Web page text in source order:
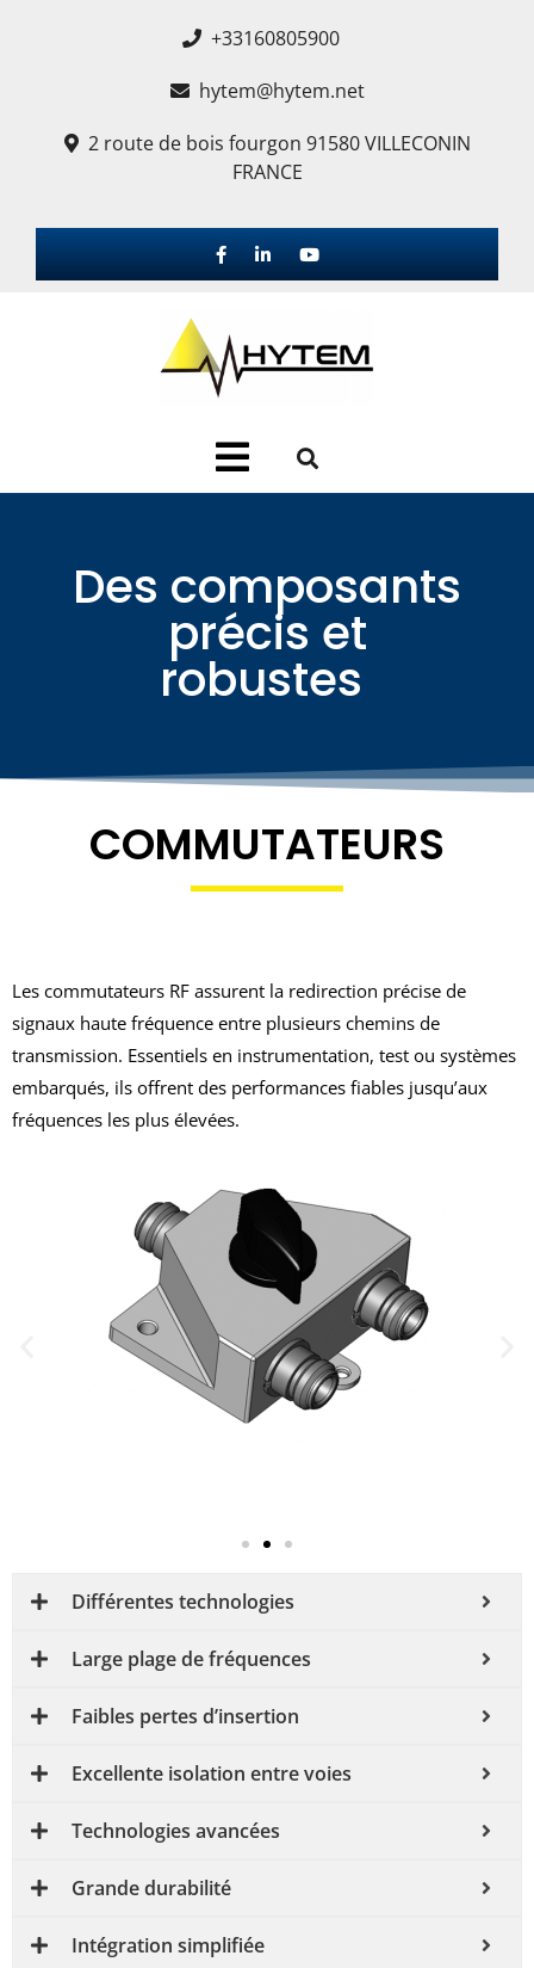
+33160805900
hytem@hytem.net
2 route de bois fourgon 91580 VILLECONIN
FRANCE
Des composants
précis et
robustes ​
COMMUTATEURS
Les commutateurs RF assurent la redirection précise de
signaux haute fréquence entre plusieurs chemins de
transmission. Essentiels en instrumentation, test ou systèmes
embarqués, ils offrent des performances fiables jusqu’aux
fréquences les plus élevées.
Différentes technologies
Large plage de fréquences
Faibles pertes d’insertion
Excellente isolation entre voies
Technologies avancées
Grande durabilité
Intégration simplifiée